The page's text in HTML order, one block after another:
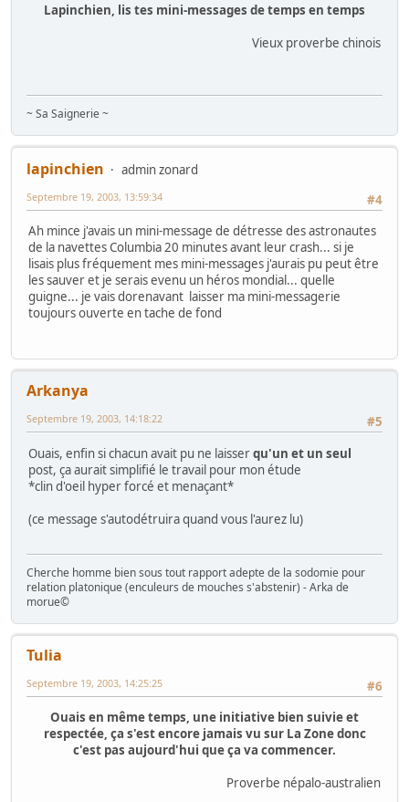
Lapinchien, lis tes mini-messages de temps en temps
Vieux proverbe chinois
~ Sa Saignerie ~
lapinchien
admin zonard
#4
Septembre 19, 2003, 13:59:34
Ah mince j'avais un mini-message de détresse des astronautes
de la navettes Columbia 20 minutes avant leur crash... si je
lisais plus fréquement mes mini-messages j'aurais pu peut être
les sauver et je serais evenu un héros mondial... quelle
guigne... je vais dorenavant laisser ma mini-messagerie
toujours ouverte en tache de fond
Arkanya
#5
Septembre 19, 2003, 14:18:22
Ouais, enfin si chacun avait pu ne laisserqu'un et un seul
post, ça aurait simplifié le travail pour mon étude
*clin d'oeil hyper forcé et menaçant*
(ce message s'autodétruira quand vous l'aurez lu)
Cherche homme bien sous tout rapport adepte de la sodomie pour
relation platonique (enculeurs de mouches s'abstenir) - Arka de
morue©
Tulia
#6
Septembre 19, 2003, 14:25:25
Ouais en même temps, une initiative bien suivie et
respectée, ça s'est encore jamais vu sur La Zone donc
c'est pas aujourd'hui que ça va commencer.
Proverbe népalo-australien